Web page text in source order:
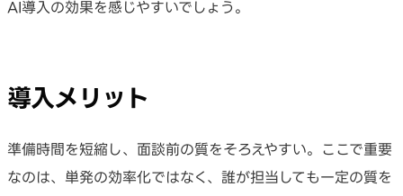
AI導入の効果を感じやすいでしょう。
導入メリット
準備時間を短縮し、面談前の質をそろえやすい。ここで重要
なのは、単発の効率化ではなく、誰が担当しても一定の質を